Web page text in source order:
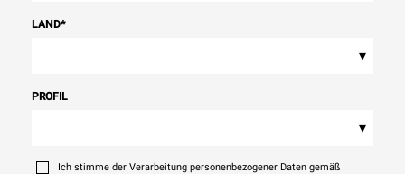
LAND*
▾
PROFIL
▾
Ich stimme der Verarbeitung personenbezogener Daten gemäß